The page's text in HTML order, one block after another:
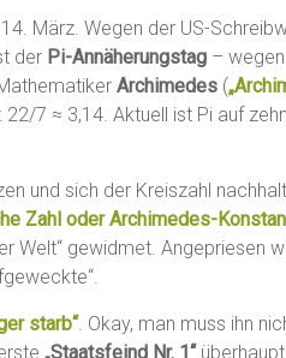
März. Wegen der US-
der Pi-Annäherungstag –
Archimedes (
7 ≈ 3,14. Aktuell ist Pi auf
und sich der Kreiszahl
Zahl oder Archimedes-
Welt“ gewidmet. Angepriesen
starb“. Okay, man muss ihn
„Staatsfeind Nr. 1“